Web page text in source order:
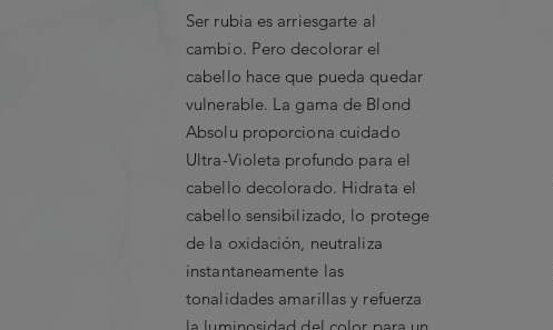
Ser rubia es arriesgarte al
cambio. Pero decolorar el
cabello hace que pueda quedar
vulnerable. La gama de Blond
Absolu proporciona cuidado
Ultra-Violeta profundo para el
cabello decolorado. Hidrata el
cabello sensibilizado, lo protege
de la oxidación, neutraliza
instantaneamente las
tonalidades amarillas y refuerza